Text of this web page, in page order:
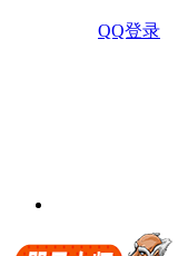
QQ登录